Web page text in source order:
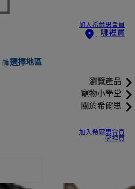
加入希爾思會員
哪裡買
選擇地區
瀏覽產品
寵物小學堂
關於希爾思
加入希爾思會員
哪裡買